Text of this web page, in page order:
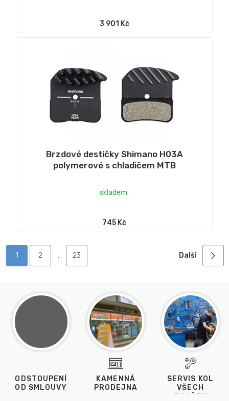
3 901 Kč
Brzdové destičky Shimano H03A
polymerové s chladičem MTB
skladem
745 Kč
1 2 ... 23 Další
ODSTOUPENÍ
OD SMLOUVY
KAMENNÁ
PRODEJNA
SERVIS KOL
VŠECH
ZNAČEK